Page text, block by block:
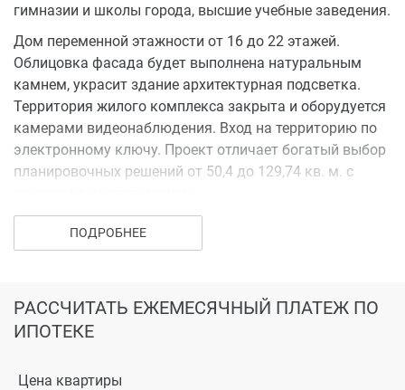
гимназии и школы города, высшие учебные заведения.
Дом переменной этажности от 16 до 22 этажей.
Облицовка фасада будет выполнена натуральным
камнем, украсит здание архитектурная подсветка.
Территория жилого комплекса закрыта и оборудуется
камерами видеонаблюдения. Вход на территорию по
электронному ключу. Проект отличает богатый выбор
планировочных решений от 50,4 до 129,74 кв. м. с
Текстура природных материалов поддержана в местах
общего пользования и интерьере парадных холлов и
Придомовая территория будет озеленена
крупномерными растениями и обустроена
тематическими площадками для отдыха детей и
инфраструктура расположится на первом и втором
ПОДРОБНЕЕ
РАССЧИТАТЬ ЕЖЕМЕСЯЧНЫЙ ПЛАТЕЖ ПО
ИПОТЕКЕ
Цена квартиры